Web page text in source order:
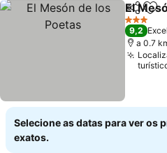
Partilhar
El
3 Estrelas
9,2
a 0.7
Selecione as datas para ver os
exatos.